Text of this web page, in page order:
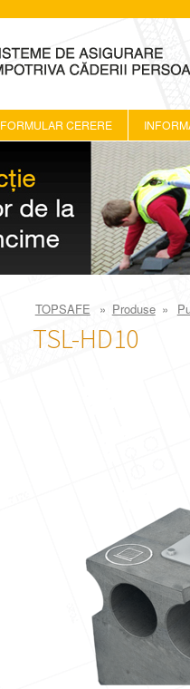
FORMULAR CERERE
TOPSAFE » Produse »
TSL-HD10